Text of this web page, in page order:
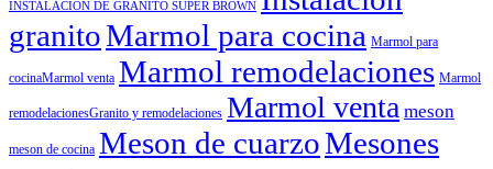
INSTALACION DE GRANITO SUPER BROWN
granitoMarmol para cocina Marmol para
cocinaMarmol venta Marmol remodelaciones Marmol
remodelacionesGranito y remodelaciones Marmol venta meson
meson de cocina Meson de cuarzoMesones